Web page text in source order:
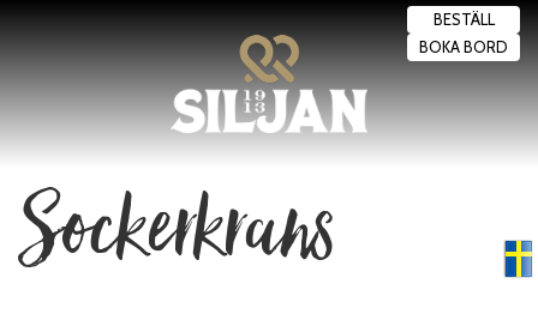
BESTÄLL
BOKA BORD
Sockerkrans Swedish